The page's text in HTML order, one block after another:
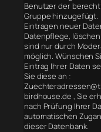
Benutzer der
Gruppe hinzugefügt.
Eintragen neuer
Datenpflege, löschen
sind nur durch
möglich. Wünschen
Eintrag Ihrer Daten
Sie diese an :
birdhouse.de , Sie
nach Prüfung Ihrer
automatischen
dieser Datenbank.